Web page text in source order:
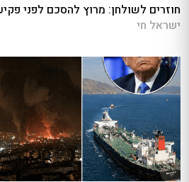
חוזרים לשולחן: מרוץ להסכם לפני
ישראל חי